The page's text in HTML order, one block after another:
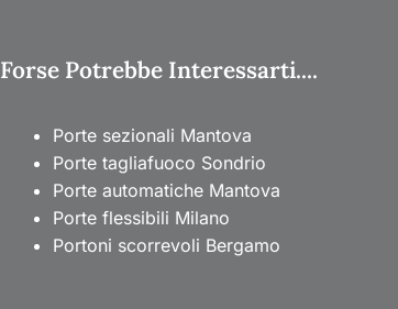
Forse Potrebbe Interessarti....
Porte sezionali Mantova
Porte tagliafuoco Sondrio
Porte automatiche Mantova
Porte flessibili Milano
Portoni scorrevoli Bergamo